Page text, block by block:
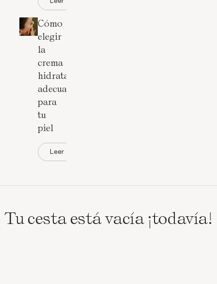
Cómo
elegir
la
crema
hidratante
adecuada
para
tu
piel
Leer
Tu cesta está vacía ¡todavía!